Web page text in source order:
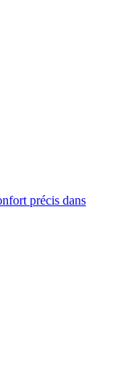
précis dans